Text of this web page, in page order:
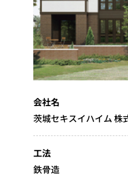
会社名
茨城セキスイハイム 株
工法
鉄骨造